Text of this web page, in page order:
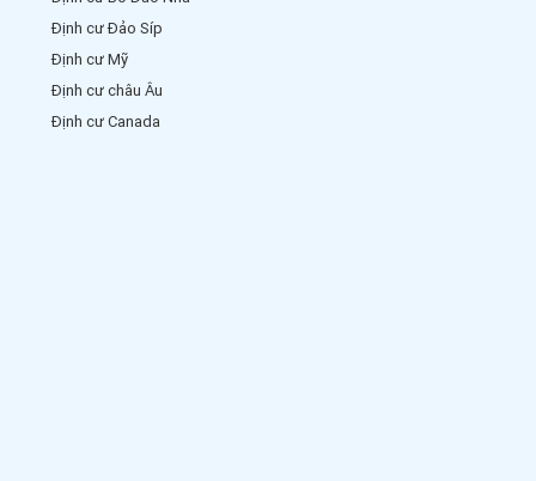
Định cư Đảo Síp
Định cư Mỹ
Định cư châu Âu
Định cư Canada